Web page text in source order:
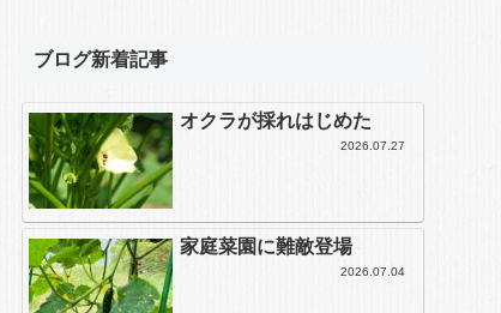
ブログ新着記事
オクラが採れはじめた
2026.07.27
家庭菜園に難敵登場
2026.07.04